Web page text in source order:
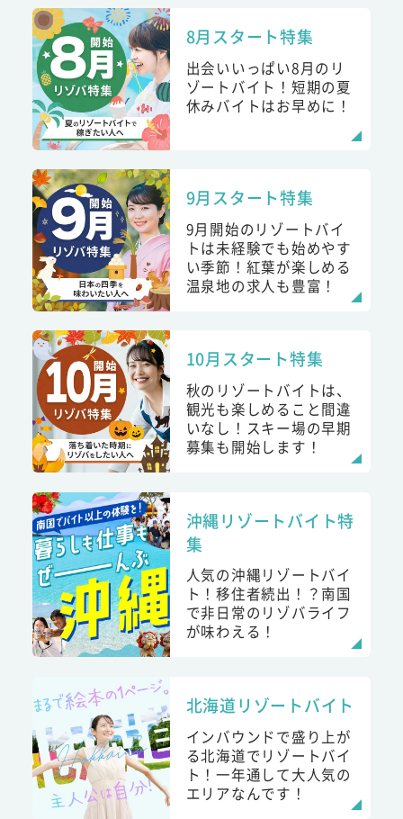
8月スタート特集
出会いいっぱい8月のリ
ゾートバイト！短期の夏
休みバイトはお早めに！
9月スタート特集
9月開始のリゾートバイ
トは未経験でも始めやす
い季節！紅葉が楽しめる
温泉地の求人も豊富！
10月スタート特集
秋のリゾートバイトは、
観光も楽しめること間違
いなし！スキー場の早期
募集も開始します！
沖縄リゾートバイト特
集
人気の沖縄リゾートバイ
ト！移住者続出！？南国
で非日常のリゾバライフ
が味わえる！
北海道リゾートバイト
インバウンドで盛り上が
る北海道でリゾートバイ
ト！一年通して大人気の
エリアなんです！